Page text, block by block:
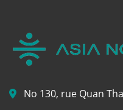
No 130, rue Quan